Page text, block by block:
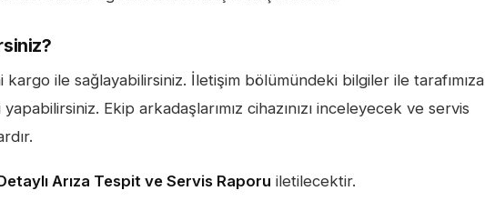
kargo ile sağlayabilirsiniz. İletişim bölümündeki bilgiler ile tarafımıza
yapabilirsiniz. Ekip arkadaşlarımız cihazınızı inceleyecek ve servis
Arıza Tespit ve Servis Raporu iletilecektir.